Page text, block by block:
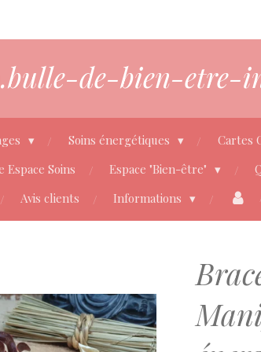
de-bien-etre-
Soins énergétiques Cartes
Espace Soins Espace "Bien-être"
Avis clients
Informations